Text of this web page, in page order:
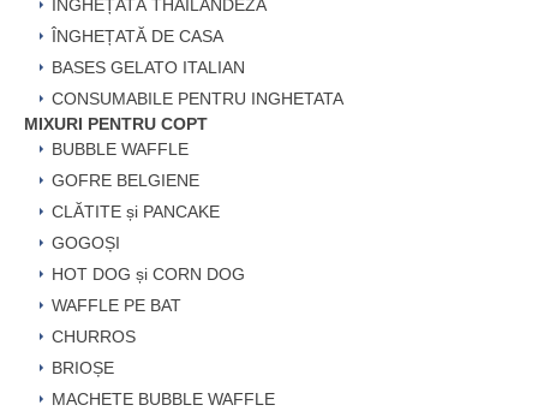
ÎNGHEȚATĂ THAILANDEZĂ
ÎNGHEȚATĂ DE CASA
BASES GELATO ITALIAN
CONSUMABILE PENTRU INGHETATA
MIXURI PENTRU COPT
BUBBLE WAFFLE
GOFRE BELGIENE
CLĂTITE și PANCAKE
GOGOȘI
HOT DOG și CORN DOG
WAFFLE PE BAT
CHURROS
BRIOȘE
MACHETE BUBBLE WAFFLE